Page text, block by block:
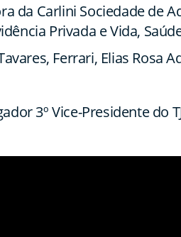
da Carlini Sociedade de
Privada e Vida,
Ferrari, Elias Rosa
3º Vice-Presidente do